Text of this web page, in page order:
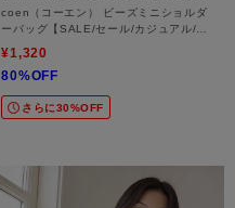
coen（コーエン） ビーズミニショルダ
ーバッグ【SALE/セール/カジュアル/デ
¥1,320
80%OFF
さらに30%OFF